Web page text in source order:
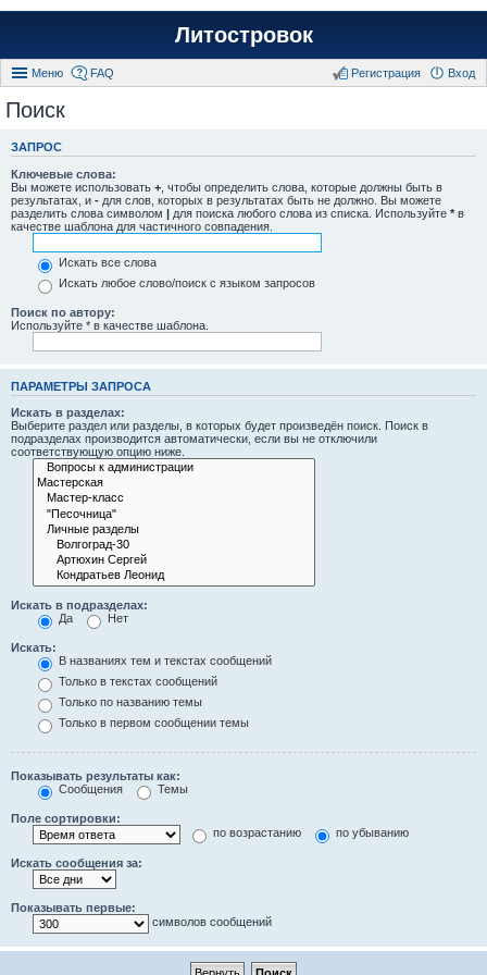
Литостровок
Меню FAQ Вход
Регистрация
Поиск
ЗАПРОС
Ключевые слова:
Вы можете использовать + , чтобы определить слова, которые должны быть в
результатах, и - для слов, которых в результатах быть не должно. Вы можете
разделить слова символом | для поиска любого слова из списка. Используйте * в
качестве шаблона для частичного совпадения.
Искать все слова
Искать любое слово/поиск с языком запросов
Поиск по автору:
Используйте * в качестве шаблона.
ПАРАМЕТРЫ ЗАПРОСА
Искать в разделах:
Выберите раздел или разделы, в которых будет произведён поиск. Поиск в
подразделах производится автоматически, если вы не отключили
соответствующую опцию ниже.
Искать в подразделах:
Да
Нет
Искать:
В названиях тем и текстах сообщений
Только в текстах сообщений
Только по названию темы
Только в первом сообщении темы
Показывать результаты как:
Сообщения
Темы
Поле сортировки:
по возрастанию
по убыванию
Искать сообщения за:
Показывать первые:
символов сообщений